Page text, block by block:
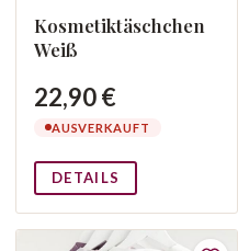
Kosmetiktäschchen
Weiß
22,90 €
AUSVERKAUFT
DETAILS